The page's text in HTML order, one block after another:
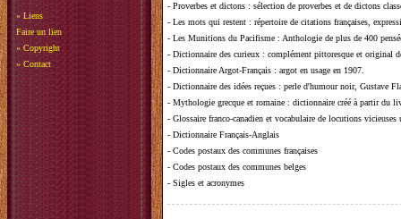
» Liens
Faire un lien
» Copyright
» Contact
- Proverbes et dictons : sélection de proverbes et de dictons
- Les mots qui restent : répertoire de citations françaises,
- Les Munitions du Pacifisme : Anthologie de plus de 400
- Dictionnaire des curieux : complément pittoresque et original
- Dictionnaire Argot-Français : argot en usage en 1907.
- Dictionnaire des idées reçues : perle d'humour noir, Gustave
- Mythologie grecque et romaine : dictionnaire créé à partir du
- Glossaire franco-canadien et vocabulaire de locutions vicieuses
- Dictionnaire Français-Anglais
- Codes postaux des communes françaises
- Codes postaux des communes belges
- Sigles et acronymes